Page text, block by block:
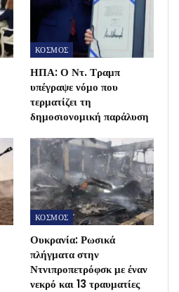
ΚΟΣΜΟΣ
ΗΠΑ: Ο Ντ. Τραμπ
υπέγραψε νόμο που
τερματίζει τη
δημοσιονομική παράλυση
ΚΟΣΜΟΣ
Ουκρανία: Ρωσικά
πλήγματα στην
Ντνιπροπετρόφσκ με έναν
νεκρό και 13 τραυματίες